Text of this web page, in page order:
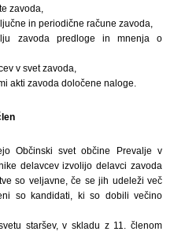
zavoda,
in periodične račune zavoda,
zavoda predloge in mnenja o
v svet zavoda,
akti zavoda določene naloge.
Občinski svet občine Prevalje v
delavcev izvolijo delavci zavoda
so veljavne, če se jih udeleži več
so kandidati, ki so dobili večino
staršev, v skladu z 11. členom